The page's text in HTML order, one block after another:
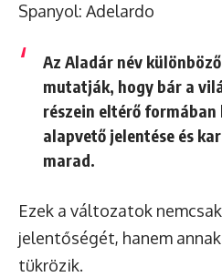
Spanyol: Adelardo
Az Aladár név
mutatják, hogy bár a
részein eltérő formában
alapvető jelentése és
marad.
Ezek a változatok
jelentőségét, hanem
tükrözik.